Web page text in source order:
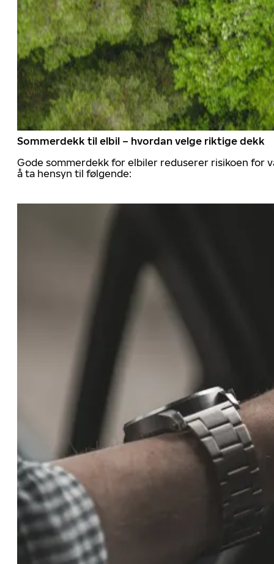
Sommerdekk til elbil – hvordan velge riktige dekk
Gode sommerdekk for elbiler reduserer risikoen for
å ta hensyn til følgende: